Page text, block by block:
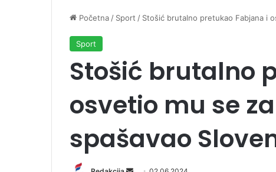
Početna / Sport / Stošić brutalno pretukao Fabjana i
Sport
Stošić brutalno
osvetio mu se
spašavao